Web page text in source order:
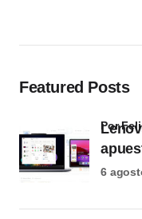
Featured Posts
por
6